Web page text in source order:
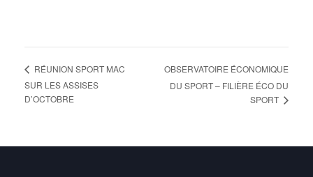
RÉUNION SPORT MAC
SUR LES ASSISES
D’OCTOBRE
OBSERVATOIRE ÉCONOMIQUE
DU SPORT – FILIÈRE ÉCO DU
SPORT